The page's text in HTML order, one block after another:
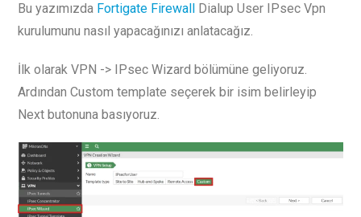
Bu yazımızda Fortigate Firewall
Dialup User IPsec Vpn
kurulumunu nasıl yapacağınızı anlatacağız.
İlk olarak VPN -> IPsec Wizard bölümüne geliyoruz.
Ardından Custom template seçerek bir isim belirleyip
Next butonuna basıyoruz.